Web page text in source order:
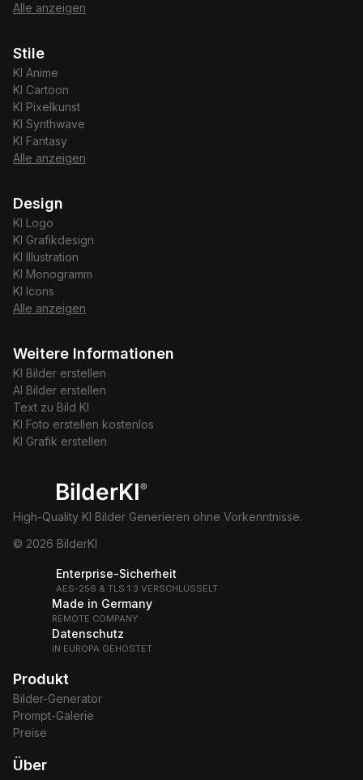
Alle anzeigen
Stile
KI Anime
KI Cartoon
KI Pixelkunst
KI Synthwave
KI Fantasy
Alle anzeigen
Design
KI Logo
KI Grafikdesign
KI
Illustration
KI Monogramm
KI
Icons
Alle anzeigen
Weitere Informationen
KI Bilder erstellen
AI Bilder erstellen
Text zu Bild KI
KI Foto erstellen kostenlos
KI Grafik erstellen
BilderKI®
High-Quality KI Bilder Generieren ohne Vorkenntnisse.
© 2026 BilderKI
Enterprise-Sicherheit
AES-256 & TLS 1.3 VERSCHLÜSSELT
Made in Germany
REMOTE COMPANY
Datenschutz
IN EUROPA GEHOSTET
Produkt
Bilder-Generator
Prompt-Galerie
Preise
Über